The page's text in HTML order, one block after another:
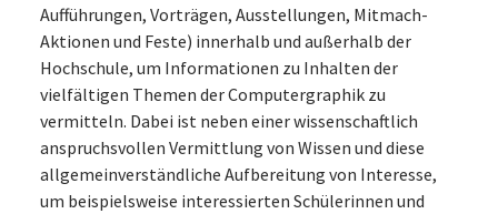
Aufführungen, Vorträgen, Ausstellungen, Mitmach-
Aktionen und Feste) innerhalb und außerhalb der
Hochschule, um Informationen zu Inhalten der
vielfältigen Themen der Computergraphik zu
vermitteln. Dabei ist neben einer wissenschaftlich
anspruchsvollen Vermittlung von Wissen und diese
allgemeinverständliche Aufbereitung von Interesse,
um beispielsweise interessierten Schülerinnen und